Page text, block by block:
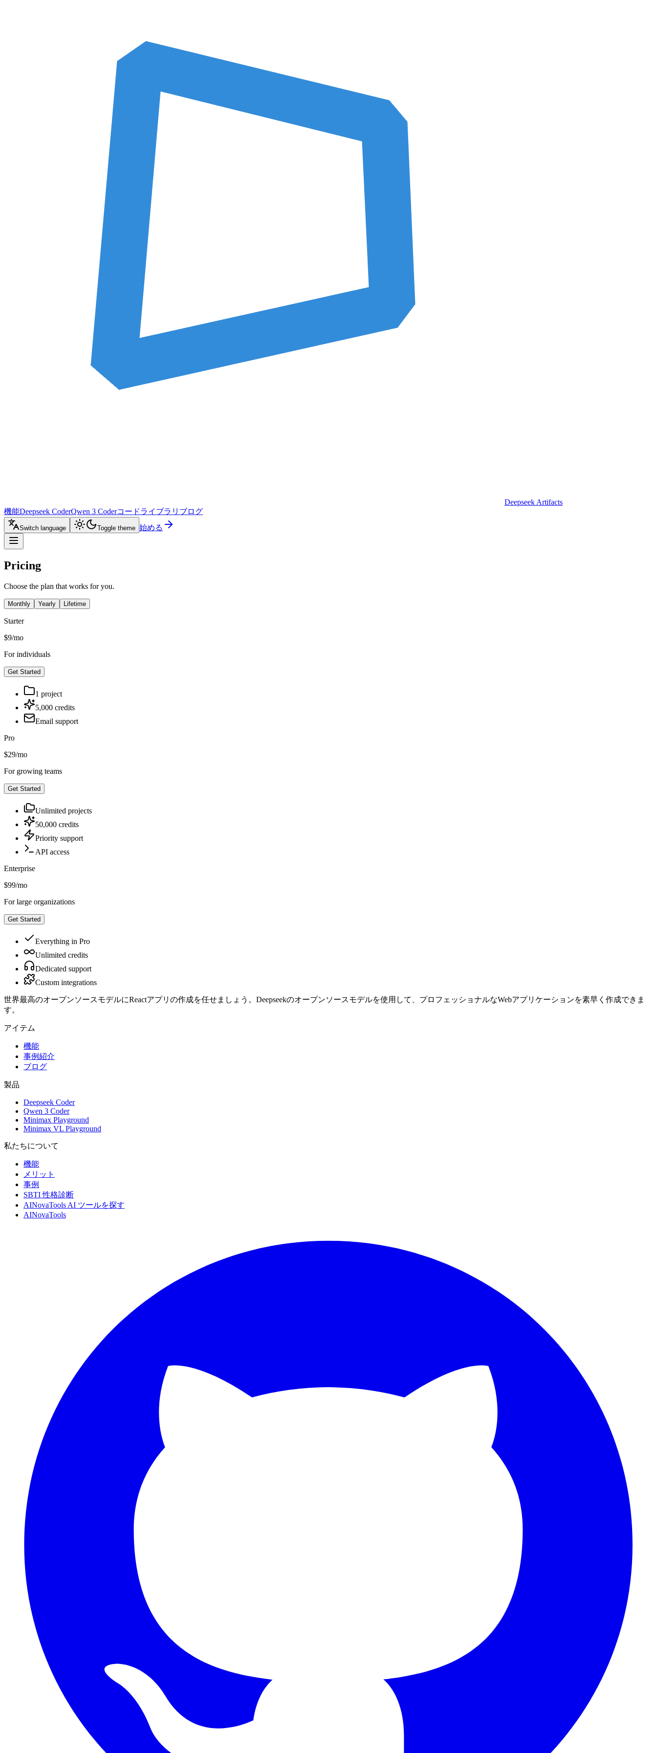
Deepseek Artifacts
機能Deepseek CoderQwen 3 Coderコードライブラリ ブログ
Switch language Toggle theme 始める
Pricing
Choose the plan that works for you.
Monthly Yearly Lifetime
Starter
$9/mo
For individuals
Get Started
1 project
5,000 credits
Email support
Pro
$29/mo
For growing teams
Get Started
Unlimited projects
50,000 credits
Priority support
API access
Enterprise
$99/mo
For large organizations
Get Started
Everything in Pro
Unlimited credits
Dedicated support
Custom integrations
世界最高のオープンソースモデルにReactアプリの作成を任せましょう。Deepseekのオープンソースモデルを使用して、プロフェッショナルなWebアプリケーションを素早く作成できま
す。
アイテム
機能
事例紹介
ブログ
製品
Deepseek Coder
Qwen 3 Coder
Minimax Playground
Minimax VL Playground
私たちについて
機能
メリット
事例
SBTI 性格診断
AINovaTools AI ツールを探す
AINovaTools